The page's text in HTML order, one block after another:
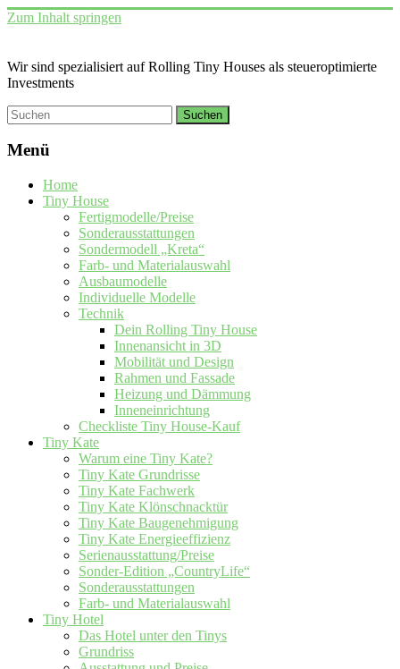
Zum Inhalt springen
Wir sind spezialisiert auf Rolling Tiny Houses als steueroptimierte
Investments
Menü
Home
Tiny House
Fertigmodelle/Preise
Sonderausstattungen
Sondermodell „Kreta“
Farb- und Materialauswahl
Ausbaumodelle
Individuelle Modelle
Technik
Dein Rolling Tiny House
Innenansicht in 3D
Mobilität und Design
Rahmen und Fassade
Heizung und Dämmung
Inneneinrichtung
Checkliste Tiny House-Kauf
Tiny Kate
Warum eine Tiny Kate?
Tiny Kate Grundrisse
Tiny Kate Fachwerk
Tiny Kate Klönschnacktür
Tiny Kate Baugenehmigung
Tiny Kate Energieeffizienz
Serienausstattung/Preise
Sonder-Edition „CountryLife“
Sonderausstattungen
Farb- und Materialauswahl
Tiny Hotel
Das Hotel unter den Tinys
Grundriss